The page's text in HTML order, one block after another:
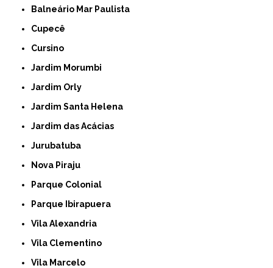
Balneário Mar Paulista
Cupecê
Cursino
Jardim Morumbi
Jardim Orly
Jardim Santa Helena
Jardim das Acácias
Jurubatuba
Nova Piraju
Parque Colonial
Parque Ibirapuera
Vila Alexandria
Vila Clementino
Vila Marcelo